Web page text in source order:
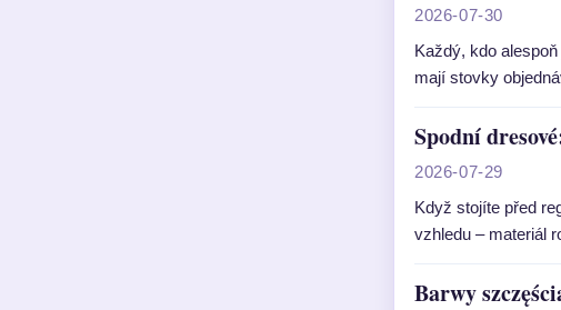
2026-07-30
Každý, kdo
mají stovky
Spodní
2026-07-29
Když stojíte před
vzhledu – materiál
Barwy